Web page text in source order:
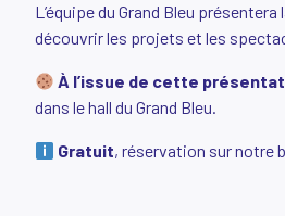
L’équipe du Grand Bleu
découvrir les projets et les
À l’issue de cette
dans le hall du Grand Bleu.
Gratuit, réservation sur notre